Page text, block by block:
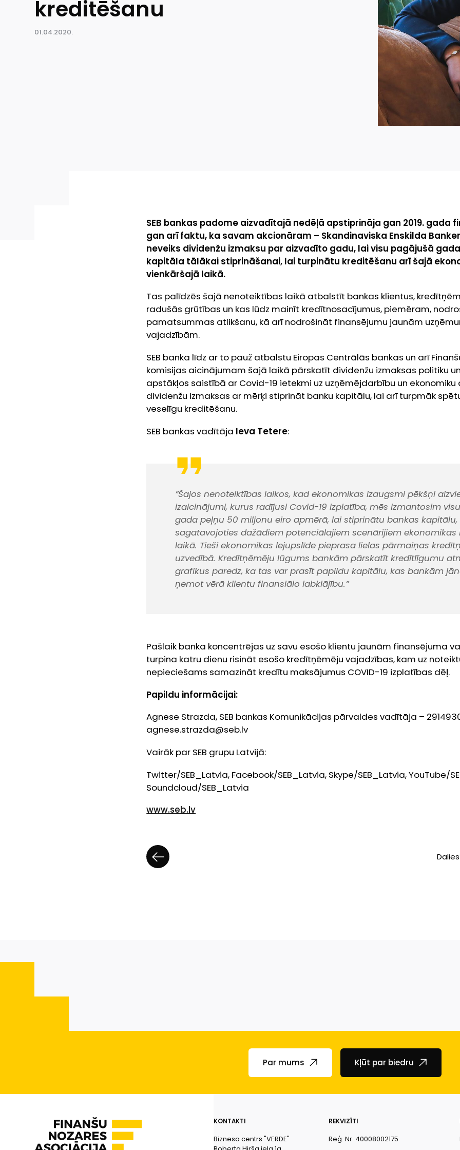
kreditēšanu
01.04.2020.
SEB bankas padome aizvadītajā nedēļā apstiprināja gan 2019. gada
gan arī faktu, ka savam akcionāram – Skandinaviska Enskilda Banken
neveiks dividenžu izmaksu par aizvadīto gadu, lai visu pagājušā
kapitāla tālākai stiprināšanai, lai turpinātu kreditēšanu arī šajā
vienkāršajā laikā.
Tas palīdzēs šajā nenoteiktības laikā atbalstīt bankas klientus,
radušās grūtības un kas lūdz mainīt kredītnosacījumus, piemēram,
pamatsummas atlikšanu, kā arī nodrošināt finansējumu jaunām
vajadzībām.
SEB banka līdz ar to pauž atbalstu Eiropas Centrālās bankas un arī
komisijas aicinājumam šajā laikā pārskatīt dividenžu izmaksas politiku
apstākļos saistībā ar Covid-19 ietekmi uz uzņēmējdarbību un
dividenžu izmaksas ar mērķi stiprināt banku kapitālu, lai arī turpmāk
veselīgu kreditēšanu.
SEB bankas vadītāja Ieva Tetere:
”Šajos nenoteiktības laikos, kad ekonomikas izaugsmi pēkšņi
izaicinājumi, kurus radījusi Covid-19 izplatība, mēs izmantosim
gada peļņu 50 miljonu eiro apmērā, lai stiprinātu bankas kapitālu,
sagatavojoties dažādiem potenciālajiem scenārijiem ekonomikas
laikā. Tieši ekonomikas lejupslīde pieprasa lielas pārmaiņas
uzvedībā. Kredītņēmēju lūgums bankām pārskatīt kredītlīgumu
grafikus paredz, ka tas var prasīt papildu kapitālu, kas bankām
ņemot vērā klientu finansiālo labklājību.”
Pašlaik banka koncentrējas uz savu esošo klientu jaunām finansējuma
turpina katru dienu risināt esošo kredītņēmēju vajadzības, kam uz
nepieciešams samazināt kredītu maksājumus COVID-19 izplatības dēļ.
Papildu informācijai:
Agnese Strazda, SEB bankas Komunikācijas pārvaldes vadītāja –
agnese.strazda@seb.lv
Vairāk par SEB grupu Latvijā:
Twitter/SEB_Latvia, Facebook/SEB_Latvia, Skype/SEB_Latvia, YouTube/
Soundcloud/SEB_Latvia
www.seb.lv
Dalies
Par mums Kļūt par biedru
KONTAKTI
Biznesa centrs "VERDE"
REKVIZĪTI
Reģ. Nr. 40008002175